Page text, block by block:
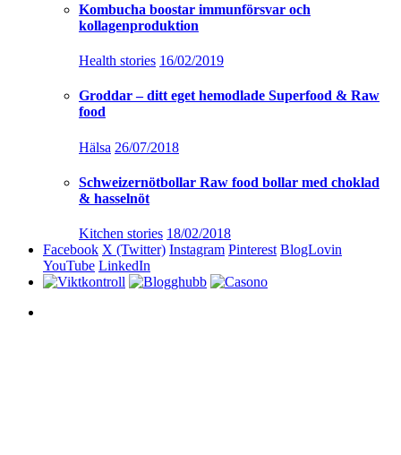
Kombucha boostar immunförsvar och
kollagenproduktion
Health stories 16/02/2019
Groddar – ditt eget hemodlade Superfood & Raw
food
Hälsa 26/07/2018
Schweizernötbollar Raw food bollar med choklad
& hasselnöt
Kitchen stories 18/02/2018
Facebook X (Twitter) Instagram Pinterest BlogLovin
YouTube LinkedIn